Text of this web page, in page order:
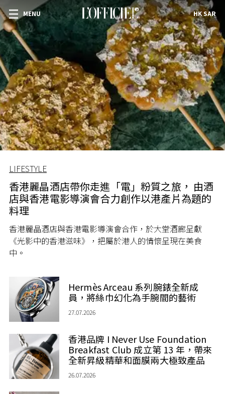
MENU HK SAR
LIFESTYLE
香港麗晶酒店帶你走進「電」粉質之旅， 由酒
店與香港電影導演會合力創作以港產片為題的
料理
香港麗晶酒店與香港電影導演會合作，於大堂酒廊呈獻
《光影中的香港滋味》，把屬於港人的情懷呈現在美食
中。
Hermès Arceau 系列腕錶全新成
員，將絲巾幻化為手腕間的藝術
27.07.2026
香港品牌 I Never Use Foundation
Breakfast Club 成立第 13 年，帶來
全新昇級精華和面膜兩大極致產品
26.07.2026